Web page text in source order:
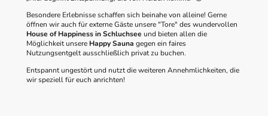
Besondere Erlebnisse schaffen sich beinahe von alleine! Gerne
öffnen wir auch für externe Gäste unsere "Tore" des wundervollen
House of Happiness in Schluchsee und bieten allen die
Möglichkeit unsere Happy Sauna gegen ein faires
Nutzungsentgelt ausschließlich privat zu buchen.
Entspannt ungestört und nutzt die weiteren Annehmlichkeiten, die
wir speziell für euch anrichten!